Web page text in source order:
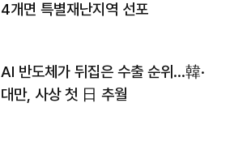
4개면 특별재난지역 선포
AI 반도체가 뒤집은 수출 순위…韓·
대만, 사상 첫 日 추월